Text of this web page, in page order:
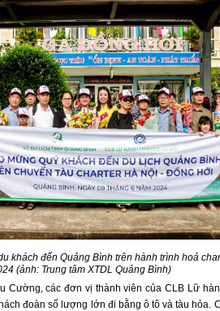
khách đến Quảng Bình trên hành trình hoả
(ảnh: Trung tâm XTDL Quảng Bình)
Cường, các đơn vị thành viên của CLB Lữ
đoàn số lượng lớn đi bằng ô tô và tàu hỏa.